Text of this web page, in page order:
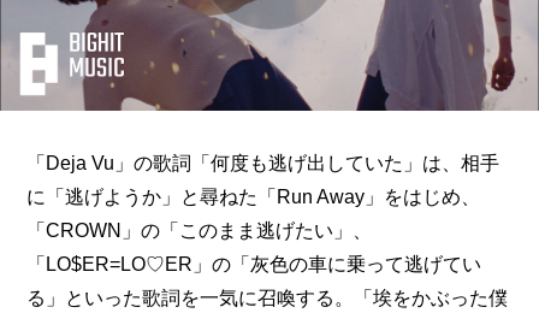
「Deja Vu」の歌詞「何度も逃げ出していた」は、相手
に「逃げようか」と尋ねた「Run Away」をはじめ、
「CROWN」の「このまま逃げたい」、
「LO$ER=LO♡ER」の「灰色の車に乗って逃げてい
る」といった歌詞を一気に召喚する。「埃をかぶった僕